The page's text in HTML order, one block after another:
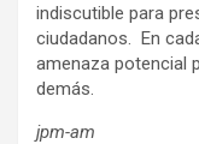
indiscutible para
ciudadanos. En
amenaza potencial
demás.
jpm-am